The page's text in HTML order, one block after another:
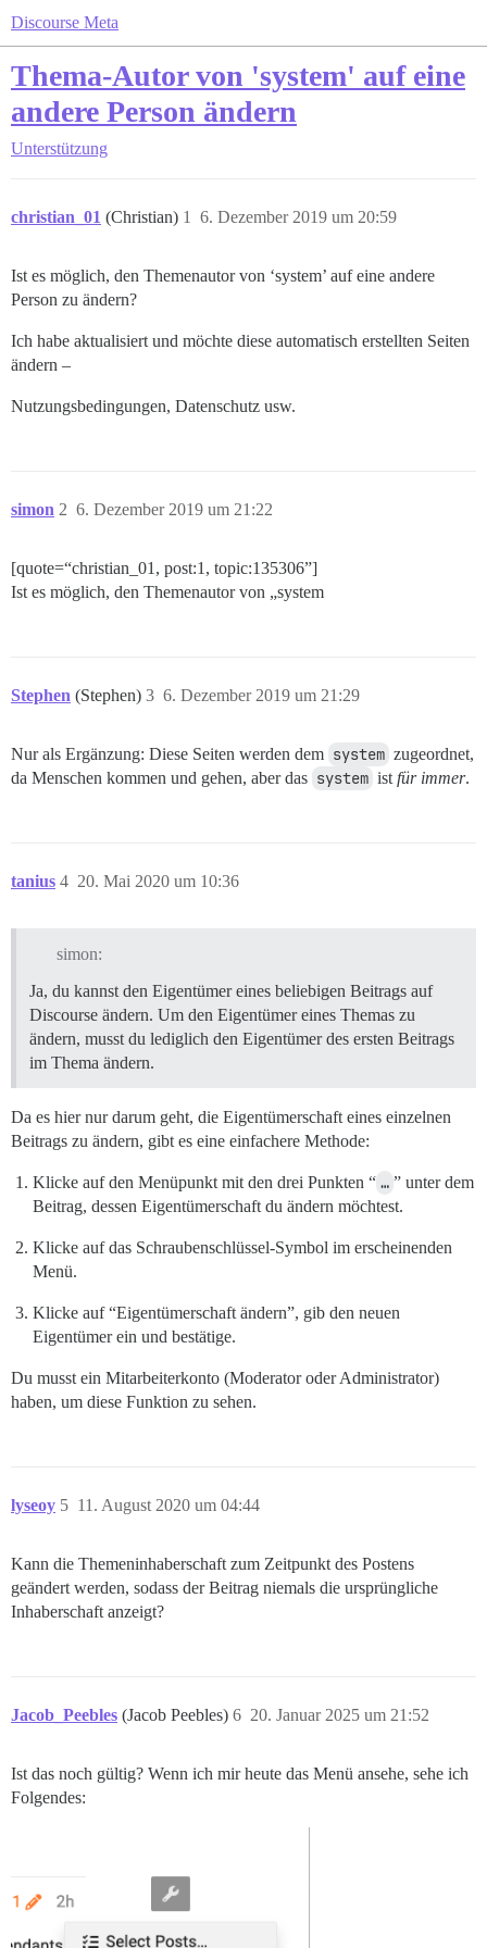
Discourse Meta
Thema-Autor von 'system' auf eine
andere Person ändern
Unterstützung
christian_01 (Christian) 6. Dezember 2019 um 20:59
1
Ist es möglich, den Themenautor von ‘system’ auf eine andere
Person zu ändern?
Ich habe aktualisiert und möchte diese automatisch erstellten Seiten
ändern –
Nutzungsbedingungen, Datenschutz usw.
simon 6. Dezember 2019 um 21:22
2
[quote=“christian_01, post:1, topic:135306”]
Ist es möglich, den Themenautor von „system
Stephen (Stephen) 6. Dezember 2019 um 21:29
3
Nur als Ergänzung: Diese Seiten werden dem system zugeordnet,
da Menschen kommen und gehen, aber das system ist für immer.
tanius 20. Mai 2020 um 10:36
4
simon:
Ja, du kannst den Eigentümer eines beliebigen Beitrags auf
Discourse ändern. Um den Eigentümer eines Themas zu
ändern, musst du lediglich den Eigentümer des ersten Beitrags
im Thema ändern.
Da es hier nur darum geht, die Eigentümerschaft eines einzelnen
Beitrags zu ändern, gibt es eine einfachere Methode:
Klicke auf den Menüpunkt mit den drei Punkten “ … ” unter dem
Beitrag, dessen Eigentümerschaft du ändern möchtest.
Klicke auf das Schraubenschlüssel-Symbol im erscheinenden
Menü.
Klicke auf “Eigentümerschaft ändern”, gib den neuen
Eigentümer ein und bestätige.
Du musst ein Mitarbeiterkonto (Moderator oder Administrator)
haben, um diese Funktion zu sehen.
lyseoy 11. August 2020 um 04:44
5
Kann die Themeninhaberschaft zum Zeitpunkt des Postens
geändert werden, sodass der Beitrag niemals die ursprüngliche
Inhaberschaft anzeigt?
Jacob_Peebles (Jacob Peebles) 20. Januar 2025 um 21:52
6
Ist das noch gültig? Wenn ich mir heute das Menü ansehe, sehe ich
Folgendes: